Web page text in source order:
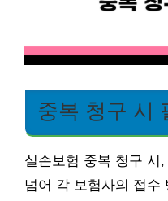
중복 청구 시
실손보험 중복 청구 시
넘어 각 보험사의 접수